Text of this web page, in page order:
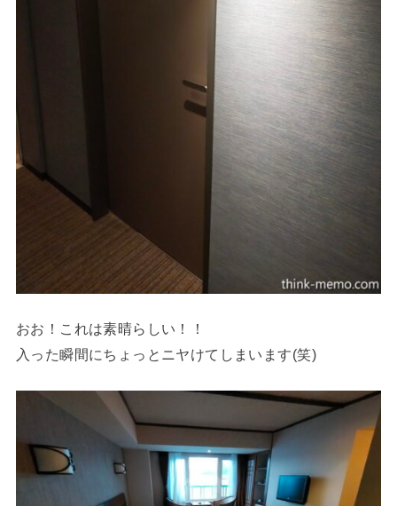
おお！これは素晴らしい！！
入った瞬間にちょっとニヤけてしまいます(笑)